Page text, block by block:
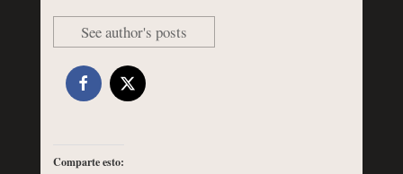
See author's posts
Comparte esto: